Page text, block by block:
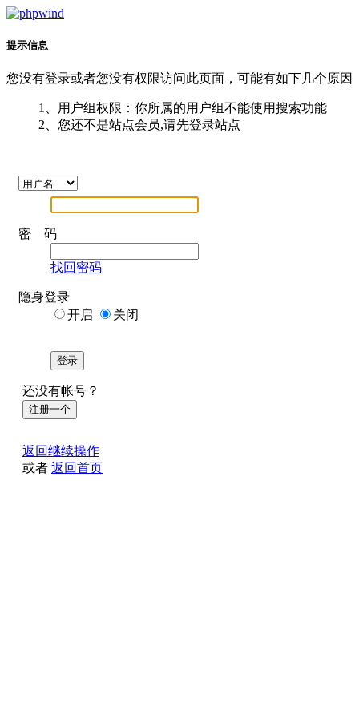
提示信息
您没有登录或者您没有权限访问此页面，可能有如下几个原因
1、用户组权限：你所属的用户组不能使用搜索功能
2、您还不是站点会员,请先登录站点
密 码
找回密码
隐身登录
开启
关闭
登录
还没有帐号？
注册一个
返回继续操作
或者 返回首页